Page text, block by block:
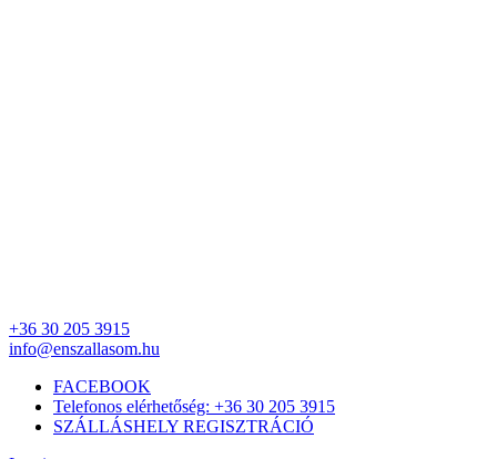
+36 30 205 3915
info@enszallasom.hu
FACEBOOK
Telefonos elérhetőség: +36 30 205 3915
SZÁLLÁSHELY REGISZTRÁCIÓ